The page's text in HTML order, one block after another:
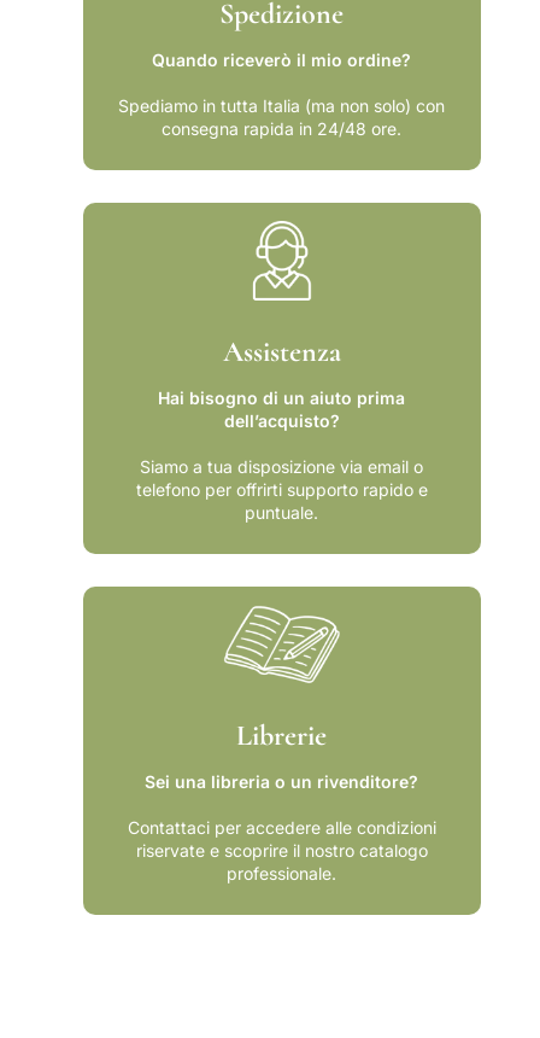
Spedizione
Quando riceverò il mio ordine?
Spediamo in tutta Italia (ma non solo) con
consegna rapida in 24/48 ore.
Assistenza
Hai bisogno di un aiuto prima
dell’acquisto?
Siamo a tua disposizione via email o
telefono per offrirti supporto rapido e
puntuale.
Librerie
Sei una libreria o un rivenditore?
Contattaci per accedere alle condizioni
riservate e scoprire il nostro catalogo
professionale.